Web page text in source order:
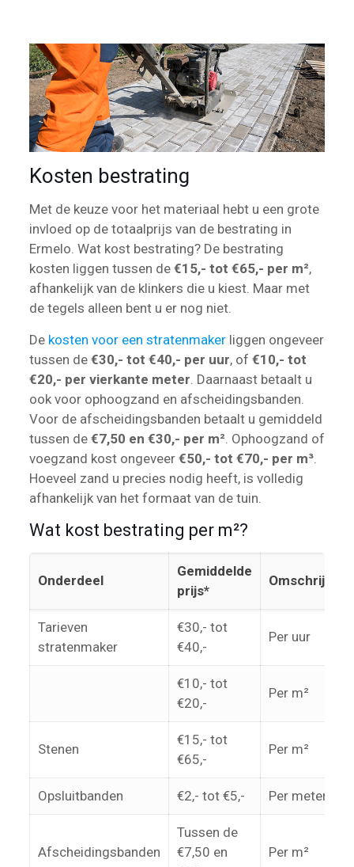
Kosten bestrating
Met de keuze voor het materiaal hebt u een grote
invloed op de totaalprijs van de bestrating in
Ermelo. Wat kost bestrating? De bestrating
kosten liggen tussen de €15,- tot €65,- per m²,
afhankelijk van de klinkers die u kiest. Maar met
de tegels alleen bent u er nog niet.
De kosten voor een stratenmakerliggen ongeveer
tussen de €30,- tot €40,- per uur, of €10,- tot
€20,- per vierkante meter. Daarnaast betaalt u
ook voor ophoogzand en afscheidingsbanden.
Voor de afscheidingsbanden betaalt u gemiddeld
tussen de €7,50 en €30,- per m². Ophoogzand of
voegzand kost ongeveer €50,- tot €70,- per m³.
Hoeveel zand u precies nodig heeft, is volledig
afhankelijk van het formaat van de tuin.
Wat kost bestrating per m²?
Onderdeel
Gemiddelde
prijs*
Omschrijving
Tarieven
stratenmaker
€30,- tot
€40,-
Per uur
€10,- tot
€20,-
Per m²
Stenen
€15,- tot
€65,-
Per m²
Opsluitbanden €2,- tot €5,- Per meter
Afscheidingsbanden
Tussen de
€7,50 en
Per m²